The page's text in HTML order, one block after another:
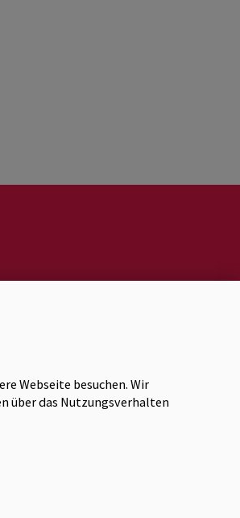
Webseite besuchen. Wir
über das Nutzungsverhalten